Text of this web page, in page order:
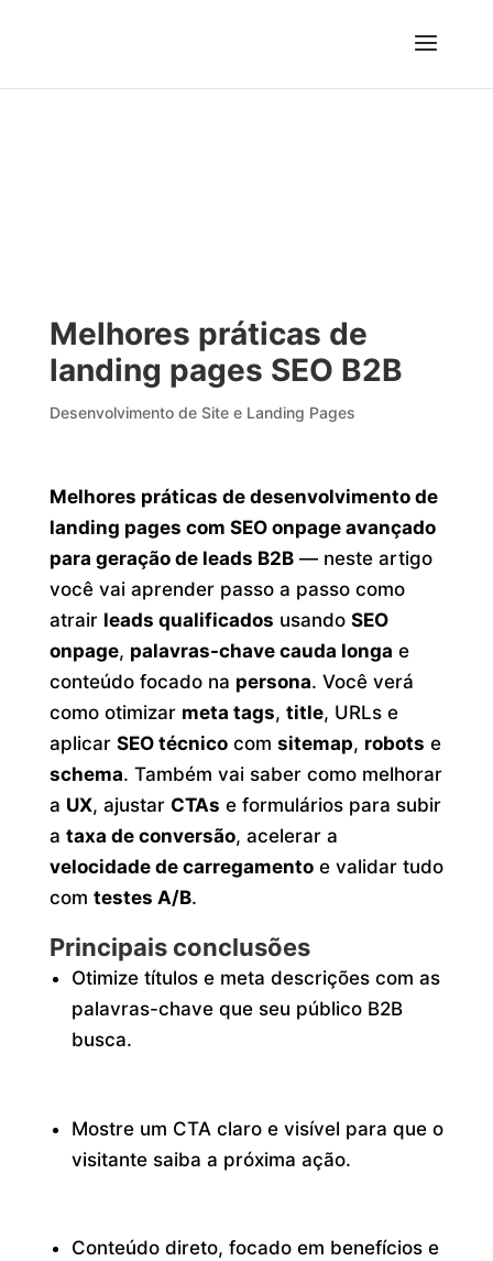
Melhores práticas de
landing pages SEO B2B
Desenvolvimento de Site e Landing Pages
Melhores práticas de desenvolvimento de
landing pages com SEO onpage avançado
para geração de leads B2B— neste artigo
você vai aprender passo a passo como
atrair leads qualificados usando SEO
onpage, palavras-chave cauda longa e
conteúdo focado na persona. Você verá
como otimizar meta tags, title, URLs e
aplicar SEO técnicocom sitemap, robots e
schema. Também vai saber como melhorar
a UX, ajustar CTAs e formulários para subir
a taxa de conversão, acelerar a
velocidade de carregamentoe validar tudo
com testes A/B.
Principais conclusões
Otimize títulos e meta descrições com as
palavras-chave que seu público B2B
busca.
Mostre um CTA claro e visível para que o
visitante saiba a próxima ação.
Conteúdo direto, focado em benefícios e